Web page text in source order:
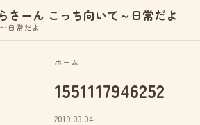
さーん こっち向いて～日常だよ
日常だよ
ホーム
1551117946252
2019.03.04